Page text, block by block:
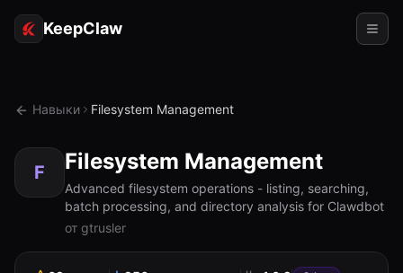
KeepClaw
Доступ к токену
Примеры использования
Цены
Навыки Filesystem Management
F Filesystem Management
Advanced filesystem operations - listing, searching,
batch processing, and directory analysis for Clawdbot
от gtrusler